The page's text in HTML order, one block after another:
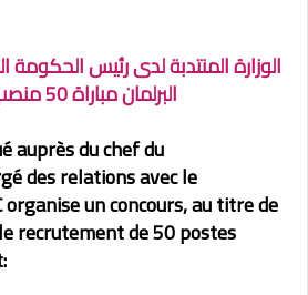
الوزارة المنتدبة لدى رئيس
البرلمان مباراة 50 منصب 2024
auprès du chef du
des relations avec le
un concours, au titre de
recrutement de 50 postes